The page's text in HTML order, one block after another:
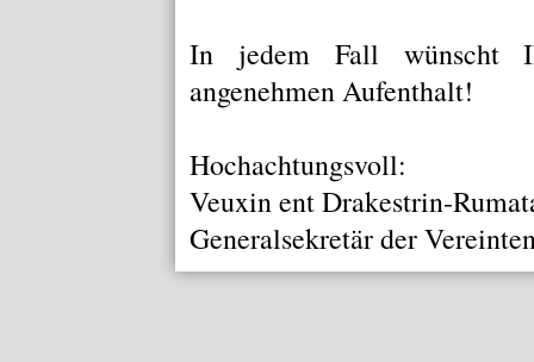
In jedem Fall wünscht
angenehmen Aufenthalt!
Hochachtungsvoll:
Veuxin ent Drakestrin-
Generalsekretär der